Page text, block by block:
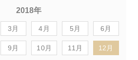
2018年
3月 4月 5月 6月
9月 10月 11月 12月